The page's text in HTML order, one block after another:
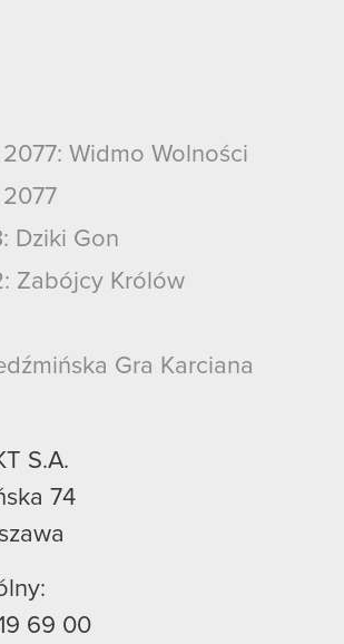
Widmo Wolności
Dziki Gon
Zabójcy Królów
Gra Karciana
S.A.
74
69 00